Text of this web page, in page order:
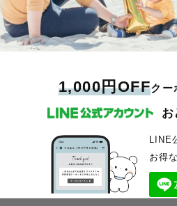
1,000円OFFクー
お
LINE
お得